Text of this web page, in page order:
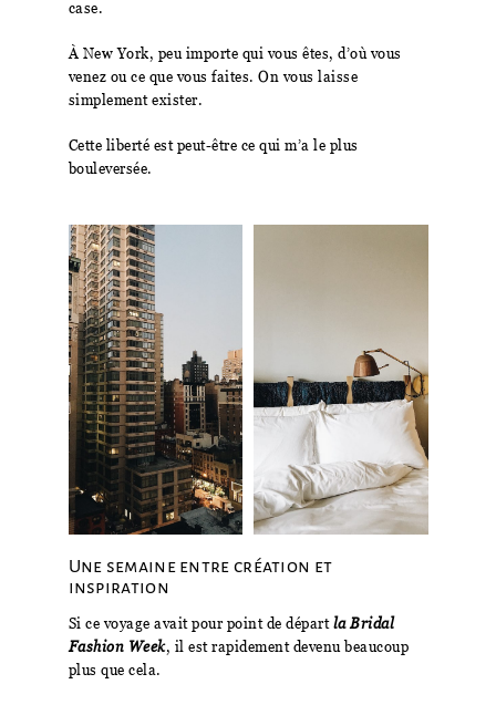
case.
À New York, peu importe qui vous êtes, d’où vous
venez ou ce que vous faites. On vous laisse
simplement exister.
Cette liberté est peut-être ce qui m’a le plus
bouleversée.
Une semaine entre création et
inspiration
Si ce voyage avait pour point de départla Bridal
Fashion Week, il est rapidement devenu beaucoup
plus que cela.